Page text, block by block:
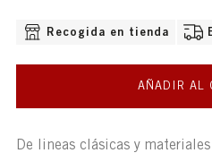
OPCIONES DE ENVÍO
Recogida en tienda
AÑADIR AL
De lineas clásicas y